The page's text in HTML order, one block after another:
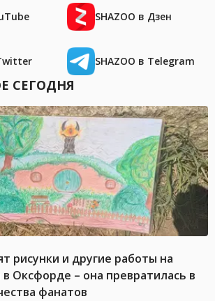
SHAZOO в Дзен
SHAZOO в Telegram
СЕГОДНЯ
рисунки и другие работы на
Оксфорде – она превратилась в
фанатов